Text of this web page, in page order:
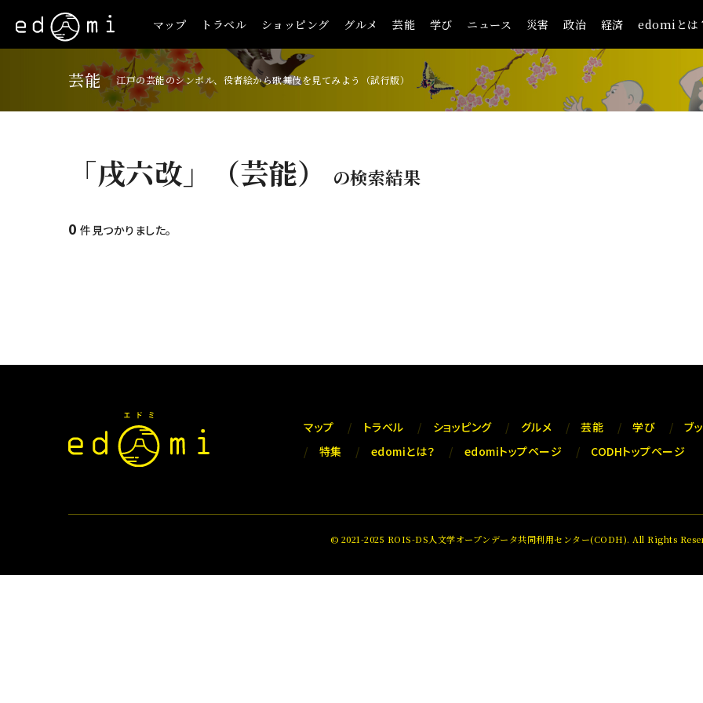
マップ トラベル ショッピング グルメ 芸能 学び ニュース 災害 政治 経済 edomiとは
芸能 江戸の芸能のシンボル、役者絵から歌舞伎を見てみよう（試行版）
「戌六改」（芸能） の検索結果
0 件見つかりました。
マップ トラベル ショッピング グルメ 芸能 学び
ブ
特集
edomiとは？ edomiトップページ CODHトップページ
© 2021-2025 ROIS-DS人文学オープンデータ共同利用センター(CODH). All Rights